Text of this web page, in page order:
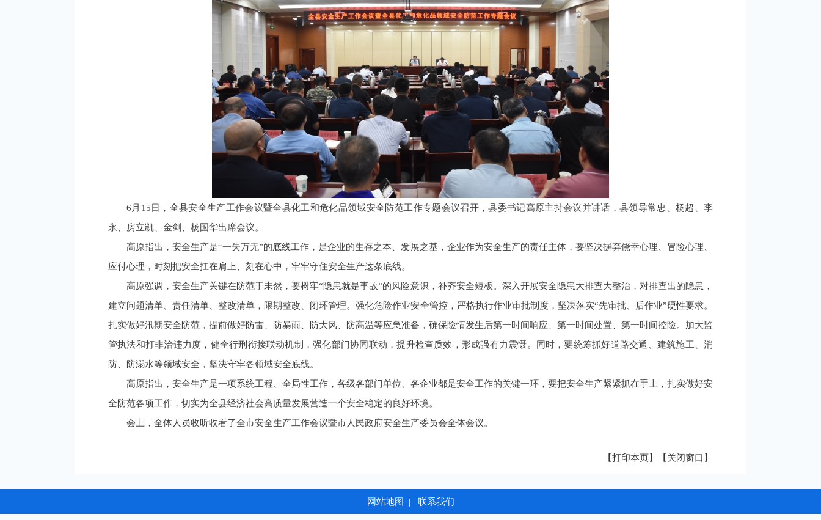
6月15日，全县安全生产工作会议暨全县化工和危化品领域安全防范工作专题会议召开，县委书记高原主持会议并讲话，县领导常忠、杨超、李
永、房立凯、金剑、杨国华出席会议。
高原指出，安全生产是“一失万无”的底线工作，是企业的生存之本、发展之基，企业作为安全生产的责任主体，要坚决摒弃侥幸心理、冒险心理、
应付心理，时刻把安全扛在肩上、刻在心中，牢牢守住安全生产这条底线。
高原强调，安全生产关键在防范于未然，要树牢“隐患就是事故”的风险意识，补齐安全短板。深入开展安全隐患大排查大整治，对排查出的隐患，
建立问题清单、责任清单、整改清单，限期整改、闭环管理。强化危险作业安全管控，严格执行作业审批制度，坚决落实“先审批、后作业”硬性要求。
扎实做好汛期安全防范，提前做好防雷、防暴雨、防大风、防高温等应急准备，确保险情发生后第一时间响应、第一时间处置、第一时间控险。加大监
管执法和打非治违力度，健全行刑衔接联动机制，强化部门协同联动，提升检查质效，形成强有力震慑。同时，要统筹抓好道路交通、建筑施工、消
防、防溺水等领域安全，坚决守牢各领域安全底线。
高原指出，安全生产是一项系统工程、全局性工作，各级各部门单位、各企业都是安全工作的关键一环，要把安全生产紧紧抓在手上，扎实做好安
全防范各项工作，切实为全县经济社会高质量发展营造一个安全稳定的良好环境。
会上，全体人员收听收看了全市安全生产工作会议暨市人民政府安全生产委员会全体会议。
【打印本页】 【关闭窗口】
网站地图 | 联系我们